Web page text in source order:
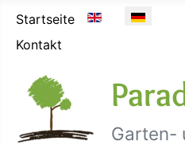
Startseite
Kontakt
Sprache auswählen
Garten-